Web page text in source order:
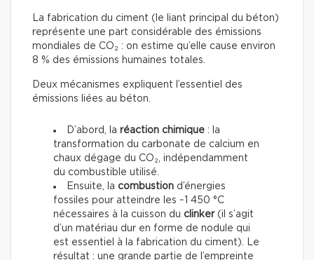
La fabrication du ciment (le liant principal du béton)
représente une part considérable des émissions
mondiales de CO₂ : on estime qu’elle cause environ
8 % des émissions humaines totales.
Deux mécanismes expliquent l’essentiel des
émissions liées au béton.
D’abord, la réaction chimique : la
transformation du carbonate de calcium en
chaux dégage du CO₂, indépendamment
du combustible utilisé.
Ensuite, la combustion d’énergies
fossiles pour atteindre les ~1 450 °C
nécessaires à la cuisson du clinker(il s’agit
d’un matériau dur en forme de nodule qui
est essentiel à la fabrication du ciment). Le
résultat : une grande partie de l’empreinte